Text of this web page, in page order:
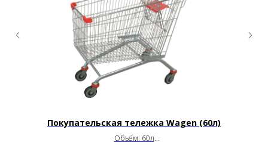
Покупательская тележка Wagen (60л)
Объём: 60л